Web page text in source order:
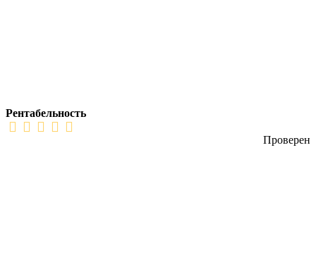
Рентабельность
Проверен